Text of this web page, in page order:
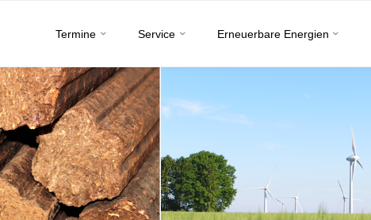
content
Termine Service Erneuerbare Energien